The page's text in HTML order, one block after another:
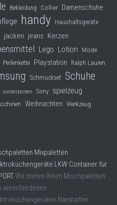
Bekleidung Collier Damenschuhe
handy Haushaltsgeräte
jacken jeans Kerzen
Lego Lotion Mode
Perlenkette Playstation Ralph Lauren
Schmuckset Schuhe
sonderposten Sony spielzeug
Weihnachten Werkzeug
Mixpaletten
LKW Container für
Wir bieten Ihnen Mischpaletten
verschiedenen
Namhafter